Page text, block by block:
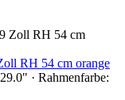
RH 54 cm orange
· Rahmenfarbe: